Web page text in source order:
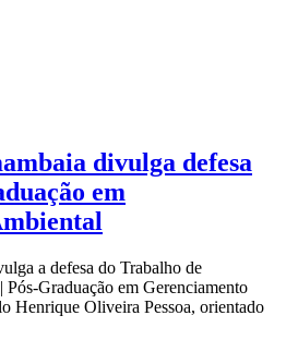
divulga defesa
em
a defesa do Trabalho de
Graduação em Gerenciamento
Henrique Oliveira Pessoa, orientado